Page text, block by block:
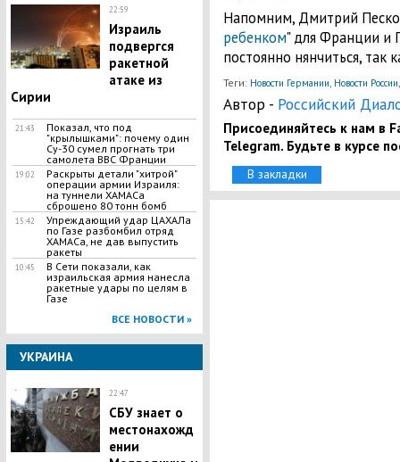
22:59
Израиль
подвергся
ракетной
атаке из
Сирии
21:43
Показал, что под
"крылышками": почему один
Су-30 сумел прогнать три
самолета ВВС Франции
19:02
Раскрыты детали "хитрой"
операции армии Израиля:
на туннели ХАМАСа
сброшено 80 тонн бомб
15:42
Упреждающий удар ЦАХАЛа
по Газе разбомбил отряд
ХАМАСа, не дав выпустить
ракеты
10:45
В Сети показали, как
израильская армия нанесла
ракетные удары по целям в
Газе
ВСЕ НОВОСТИ »
УКРАИНА
22:47
СБУ знает о
местонахожд
ении
Напомним, Дмитрий
ребенком" для Франции и
постоянно нянчиться, так
Теги: Новости Германии, Новости России
Автор - Российский
Присоединяйтесь к нам в
Telegram. Будьте в курсе
В закладки